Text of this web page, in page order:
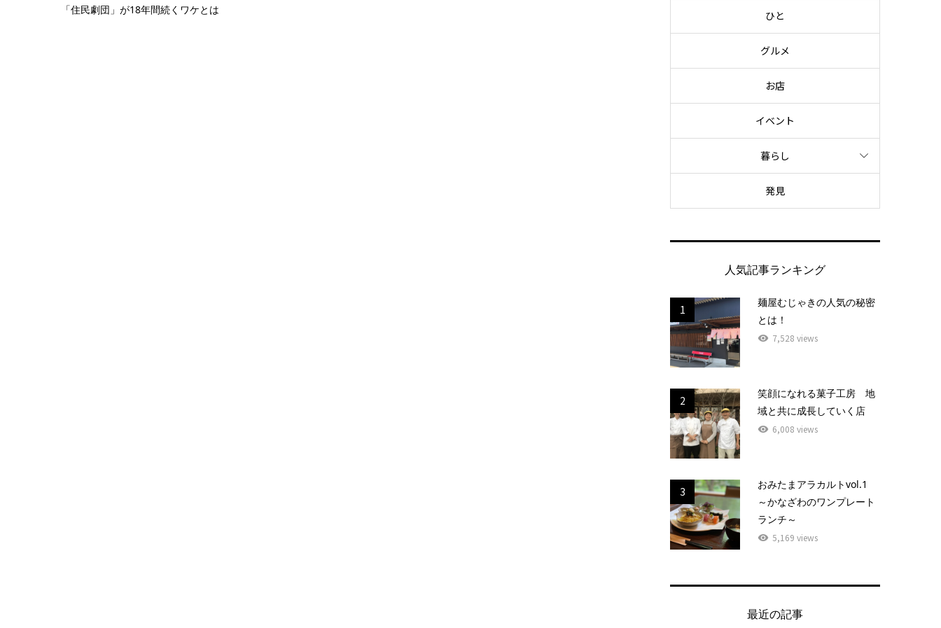
「住民劇団」が18年間続くワケとは ひと
グルメ
お店
イベント
暮らし
発見
人気記事ランキング
1
麺屋むじゃきの人気の秘密
とは！
7,528 views
2
笑顔になれる菓子工房 地
域と共に成長していく店
6,008 views
3
おみたまアラカルトvol.1
～かなざわのワンプレート
ランチ～
5,169 views
最近の記事